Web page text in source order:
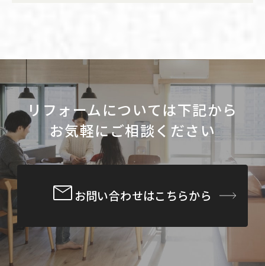
リフォームについては下記から
お気軽にご相談ください
お問い合わせはこちらから